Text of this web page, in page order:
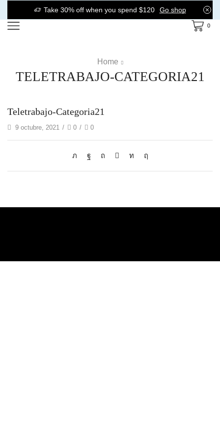
Take 30% off when you spend $120 Go shop
0
Home
TELETRABAJO-CATEGORIA21
Teletrabajo-Categoria21
9 octubre, 2021 / 0 / 0